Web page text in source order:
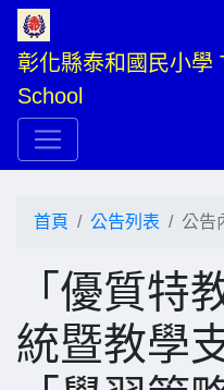
彰化縣泰和國民小學
School
首頁 公告列表 公告
「優質特
統暨教學